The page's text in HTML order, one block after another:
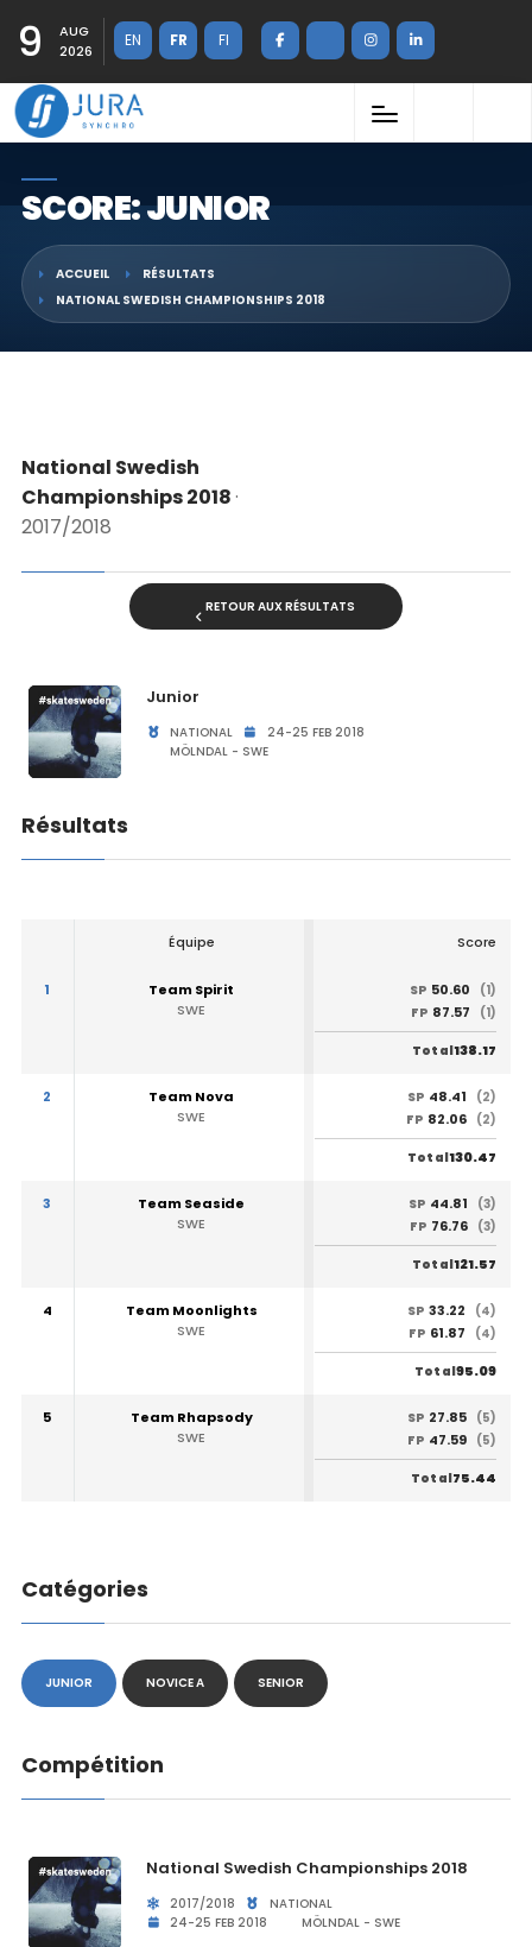
9
AUG
2026
EN FR FI
SCORE: JUNIOR
ACCUEIL
RÉSULTATS
NATIONAL SWEDISH CHAMPIONSHIPS 2018
National Swedish
Championships 2018·
2017/2018
RETOUR AUX RÉSULTATS
Junior
NATIONAL
24-25 FEB 2018
MÖLNDAL - SWE
Résultats
Équipe Score
1
Team Spirit
SWE
SP 50.60
(1)
FP 87.57 (1)
Total138.17
2
Team Nova
SWE
SP 48.41
(2)
FP 82.06 (2)
Total130.47
3
Team Seaside
SWE
SP 44.81
(3)
FP 76.76 (3)
Total121.57
4
Team Moonlights
SWE
SP 33.22
(4)
FP 61.87 (4)
Total95.09
5
Team Rhapsody
SWE
SP 27.85 (5)
FP 47.59 (5)
Total75.44
Catégories
JUNIOR NOVICE A SENIOR
Compétition
National Swedish Championships 2018
2017/2018
NATIONAL
24-25 FEB 2018
MÖLNDAL - SWE